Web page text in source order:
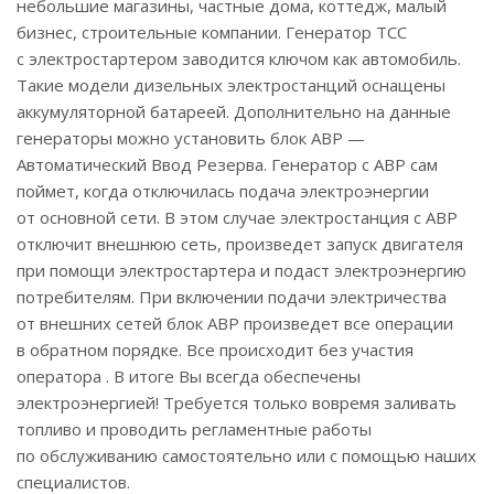
небольшие магазины, частные дома, коттедж, малый
бизнес, строительные компании. Генератор ТСС
с электростартером заводится ключом как автомобиль.
Такие модели дизельных электростанций оснащены
аккумуляторной батареей. Дополнительно на данные
генераторы можно установить блок АВР —
Автоматический Ввод Резерва. Генератор с АВР сам
поймет, когда отключилась подача электроэнергии
от основной сети. В этом случае электростанция с АВР
отключит внешнюю сеть, произведет запуск двигателя
при помощи электростартера и подаст электроэнергию
потребителям. При включении подачи электричества
от внешних сетей блок АВР произведет все операции
в обратном порядке. Все происходит без участия
оператора . В итоге Вы всегда обеспечены
электроэнергией! Требуется только вовремя заливать
топливо и проводить регламентные работы
по обслуживанию самостоятельно или с помощью наших
специалистов.